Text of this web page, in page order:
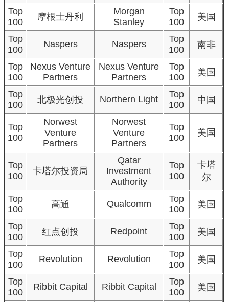
Top
100
摩根士丹利
Morgan
Stanley
Top
100
美国
Top
100
Naspers Naspers
Top
100
南非
Top
100
Nexus Venture
Partners
Nexus Venture
Partners
Top
100
美国
Top
100
北极光创投 Northern Light
Top
100
中国
Top
100
Norwest
Venture
Partners
Norwest
Venture
Partners
Top
100
美国
Top
100
卡塔尔投资局
Qatar
Investment
Authority
Top
100
卡塔
尔
Top
100
高通 Qualcomm
Top
100
美国
Top
100
红点创投 Redpoint
Top
100
美国
Top
100
Revolution Revolution
Top
100
美国
Top
100
Ribbit Capital Ribbit Capital
Top
100
美国